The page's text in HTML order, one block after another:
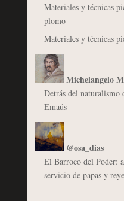
Materiales y técnicas
plomo
Materiales y técnicas
Michelangelo
Detrás del naturalismo
Emaús
@osa_dias
El Barroco del Poder:
servicio de papas y